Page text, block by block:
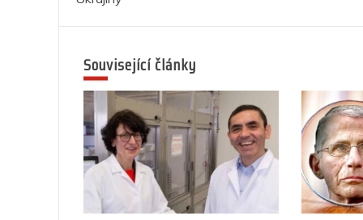
o
příspěvek
Související články